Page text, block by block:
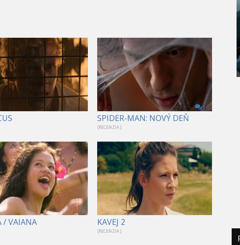
1
SPIDER-MAN: NOVÝ DEŇ
[RECENZIA ]
/ VAIANA KAVEJ 2
[RECENZIA ]